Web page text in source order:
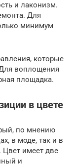
и лаконизм.
Для
минимум
которые
воплощения
площадка.
в цвете
по мнению
в моде, так и в
Цвет имеет две
и